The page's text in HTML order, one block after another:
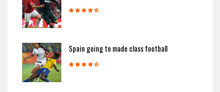
Spain going to made class football